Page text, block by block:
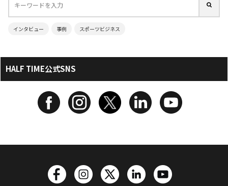
インタビュー 事例 スポーツビジネス
HALF TIME公式SNS